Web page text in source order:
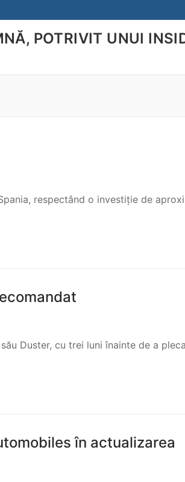
POTRIVIT UNUI
respectând o investiție de
Duster, cu trei luni înainte de a pleca
în actualizarea